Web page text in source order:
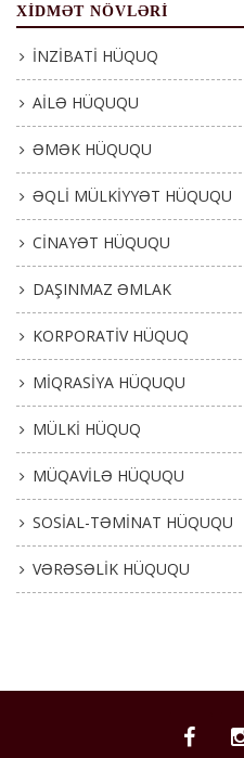
XIDMƏT NÖVLƏRI
İNZİBATİ HÜQUQ
AİLƏ HÜQUQU
ƏMƏK HÜQUQU
ƏQLİ MÜLKİYYƏT HÜQUQU
CİNAYƏT HÜQUQU
DAŞINMAZ ƏMLAK
KORPORATİV HÜQUQ
MİQRASİYA HÜQUQU
MÜLKİ HÜQUQ
MÜQAVİLƏ HÜQUQU
SOSİAL-TƏMİNAT HÜQUQU
VƏRƏSƏLİK HÜQUQU